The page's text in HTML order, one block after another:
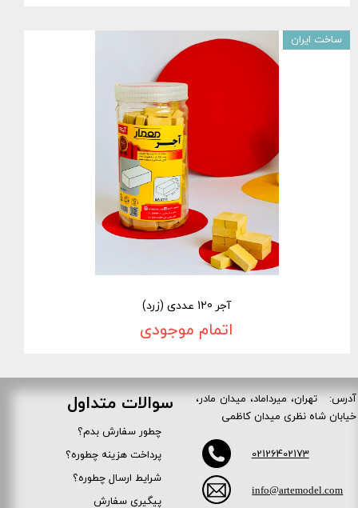
آجر 120 عددی (زرد)
اتمام موجودی
ساخت ایران
02126402173
info@artemodel.com
آدرس: تهران، میرداماد، میدان مادر،
خیابان شاه نظری میدان کاظمی
سوالات متداول
چطور سفارش بدم؟
پرداخت هزینه چطوره؟
شرایط ارسال چطوره؟
پیگیری سفارش